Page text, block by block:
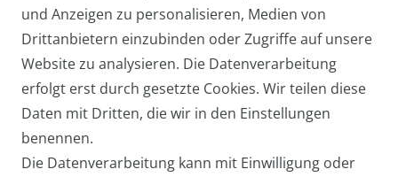
Arbeitstasche / Laptoptasche /
Umhängetasche Groß
39,95 € *
und Anzeigen zu personalisieren, Medien von
Drittanbietern einzubinden oder Zugriffe auf unsere
Website zu analysieren. Die Datenverarbeitung
erfolgt erst durch gesetzte Cookies. Wir teilen diese
Daten mit Dritten, die wir in den Einstellungen
benennen.
Die Datenverarbeitung kann mit Einwilligung oder